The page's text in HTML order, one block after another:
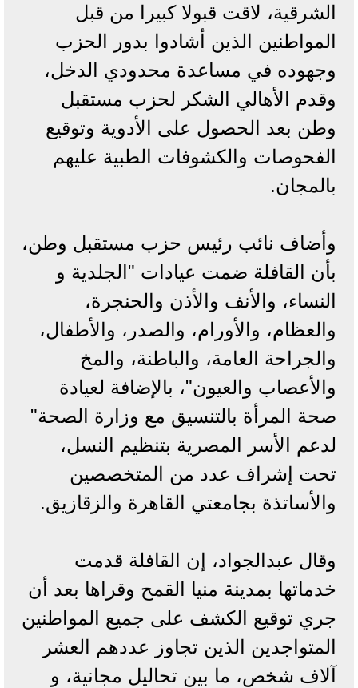
الشرقية، لاقت قبولا كبيرا من قبل
المواطنين الذين أشادوا بدور الحزب
وجهوده في مساعدة محدودي الدخل،
وقدم الأهالي الشكر لحزب مستقبل
وطن بعد الحصول على الأدوية وتوقيع
الفحوصات والكشوفات الطبية عليهم
بالمجان.
وأضاف نائب رئيس حزب مستقبل وطن،
بأن القافلة ضمت عيادات "الجلدية و
النساء، والأنف والأذن والحنجرة،
والعظام، والأورام، والصدر، والأطفال،
والجراحة العامة، والباطنة، والمخ
والأعصاب والعيون"، بالإضافة لعيادة
صحة المرأة بالتنسيق مع وزارة الصحة"
لدعم الأسر المصرية بتنظيم النسل،
تحت إشراف عدد من المتخصصين
والأساتذة بجامعتي القاهرة والزقازيق.
وقال عبدالجواد، إن القافلة قدمت
خدماتها بمدينة منيا القمح وقراها بعد أن
جري توقيع الكشف على جميع المواطنين
المتواجدين الذين تجاوز عددهم العشر
آلاف شخص، ما بين تحاليل مجانية، و